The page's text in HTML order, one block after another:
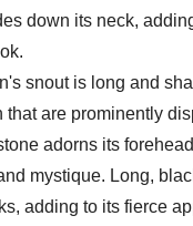
down its neck,
snout is long and
that are prominently
adorns its
mystique. Long,
adding to its fierce